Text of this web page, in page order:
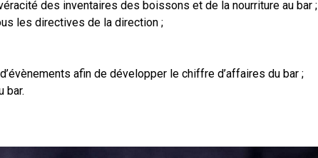
des inventaires des boissons et de la nourriture au bar ;
les directives de la direction ;
afin de développer le chiffre d’affaires du bar ;
bar.